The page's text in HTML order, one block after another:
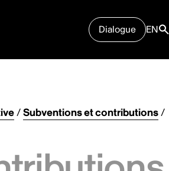
Dialogue EN
/Subventions et contributions/